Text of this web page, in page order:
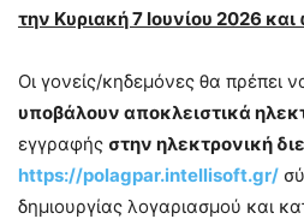
την Κυριακή 7 Ιουνίου 2026
Οι γονείς/κηδεμόνες θα πρέπει
υποβάλουν αποκλειστικά
εγγραφής στην ηλεκτρονική
https://polagpar.intellisoft.gr/
δημιουργίας λογαριασμού και